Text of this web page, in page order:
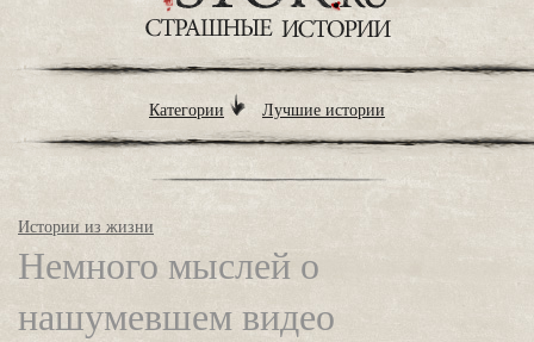
Категории Лучшие истории
Истории из жизни
Немного мыслей о
нашумевшем видео